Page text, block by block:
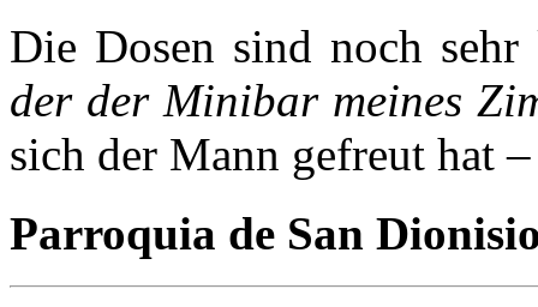
Die Dosen sind noch
der der Minibar meines
sich der Mann gefreut hat
Parroquia de San